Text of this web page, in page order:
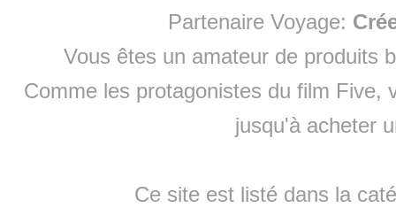
Partenaire Voyage:
Vous êtes un amateur de produits
Comme les protagonistes du film Five,
jusqu'à acheter
Ce site est listé dans la